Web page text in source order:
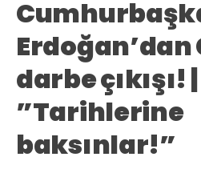
Erdoğan’dan
darbe çıkışı! |
”Tarihlerine
baksınlar!”